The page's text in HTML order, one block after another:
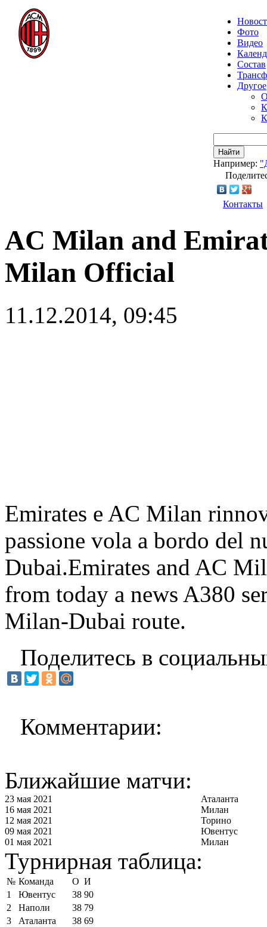
Фото
Видео
Состав
Другое
Найти
Например:
Контакты
AC Milan and
Milan Official
11.12.2014, 09:45
Emirates e AC Milan
passione vola a bordo del
Dubai.Emirates and AC
from today a news A380
Milan-Dubai route.
Поделитесь в
Комментарии:
Ближайшие матчи:
23 мая 2021
Аталанта
16 мая 2021
Милан
12 мая 2021
Торино
09 мая 2021
Ювентус
01 мая 2021
Милан
Турнирная таблица:
№ Команда О И
1
Ювентус 38 90
2
Наполи 38 79
3
Аталанта 38 69